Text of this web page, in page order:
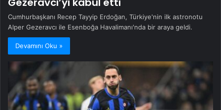
Cumhurbaşkanı Recep Tayyip Erdoğan, Türkiye'nin ilk astronotu
Alper Gezeravcı ile Esenboğa Havalimanı'nda bir araya geldi.
Devamını Oku »